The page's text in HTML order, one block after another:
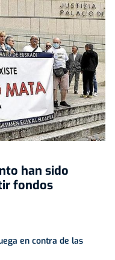
han sido
fondos
en contra de las